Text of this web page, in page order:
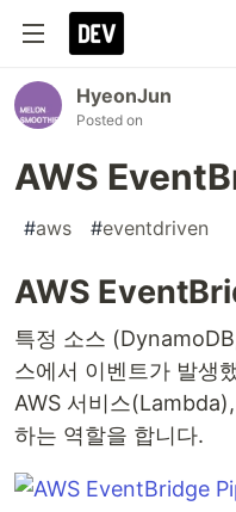
HyeonJun
Posted on
AWS
#aws #eventdriven
AWS
특정 소스
스에서 이벤트가 발생
AWS 서비스
하는 역할을 합니다.